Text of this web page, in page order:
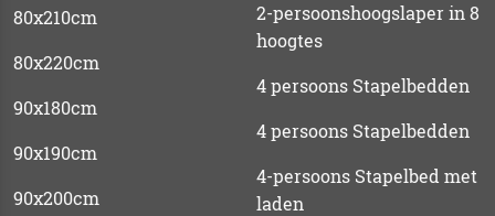
80x210cm
80x220cm
90x180cm
90x190cm
90x200cm
2-persoonshoogslaper in 8
hoogtes
4 persoons Stapelbedden
4 persoons Stapelbedden
4-persoons Stapelbed met
laden